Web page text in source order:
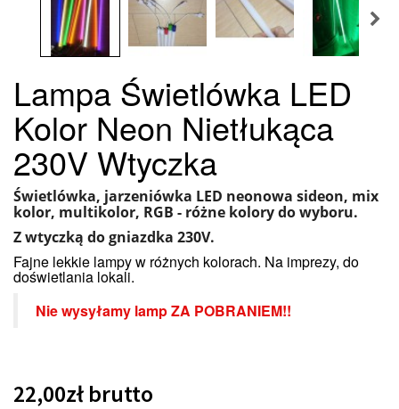
Lampa Świetlówka LED
Kolor Neon Nietłukąca
230V Wtyczka
Świetlówka, jarzeniówka LED neonowa sideon, mix
kolor, multikolor, RGB - różne kolory do wyboru.
Z wtyczką dogniazdka 230V.
Fajne lekkie lampy w różnych kolorach. Na imprezy, do
doświetlania lokali.
Nie wysyłamy lamp ZA POBRANIEM!!
22,00złbrutto